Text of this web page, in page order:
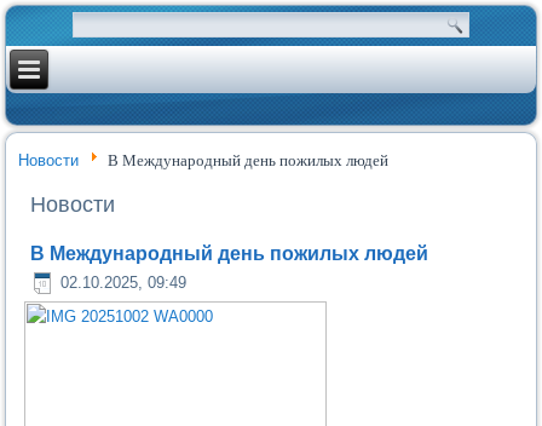
Новости В Международный день пожилых людей
Новости
В Международный день пожилых людей
02.10.2025, 09:49